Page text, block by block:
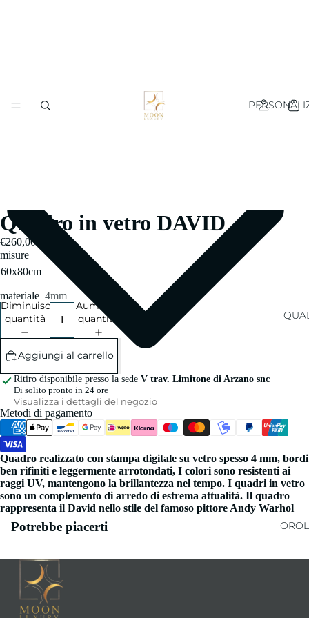
Quadro in vetro DAVID
€260,00
misure
materiale 4mm
Diminuisci
quantità
Aumenta
quantità
Aggiungi al carrello
Ritiro disponibile presso la sede V trav. Limitone di Arzano snc
Di solito pronto in 24 ore
Visualizza i dettagli del negozio
Metodi di pagamento
Quadro realizzato con stampa digitale su vetro spesso 4 mm, bordi
ben rifiniti e leggermente arrotondati, I colori sono resistenti ai
raggi UV, mantengono la brillantezza nel tempo. I quadri in vetro
sono un complemento di arredo di estrema attualità. Il quadro
rappresenta il David nello stile del famoso pittore Andy Warhol
Potrebbe piacerti